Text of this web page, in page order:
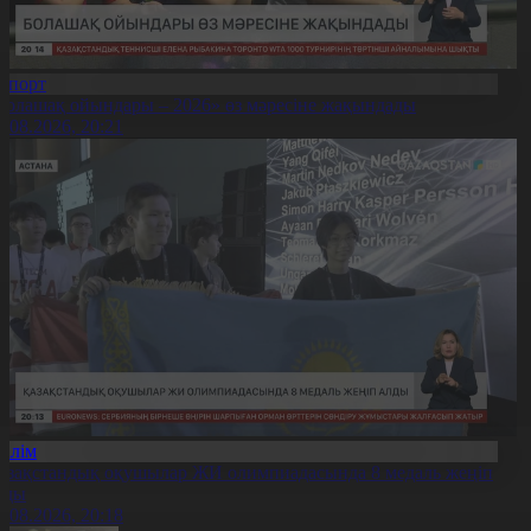
ойындары – 2026» өз мәресіне жақындады
20:21
оқушылар ЖИ олимпиадасында 8 медаль жеңіп
20:18